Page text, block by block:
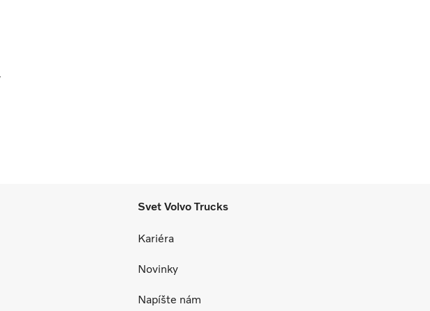
Svet Volvo Trucks
Kariéra
Novinky
Napíšte nám